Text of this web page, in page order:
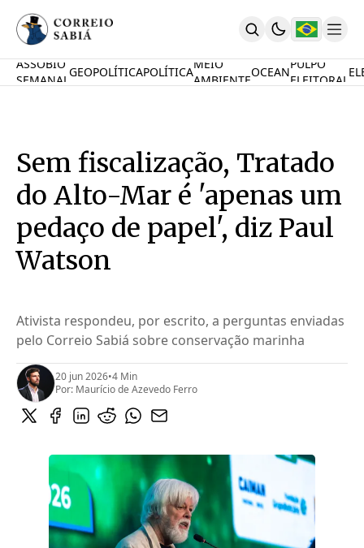
Comunidade
MauriNews
Contrate
Quem Somos
English
Inovações
Desafio Oceânico
Imposto De Renda
PARTICIPE
ASSOBIO
SEMANAL
GEOPOLÍTICAPOLÍTICA
MEIO
AMBIENTE
OCEAN
PULPO
ELEITORAL
Sem fiscalização, Tratado
do Alto-Mar é 'apenas um
pedaço de papel', diz Paul
Watson
Ativista respondeu, por escrito, a perguntas enviadas
pelo Correio Sabiá sobre conservação marinha
20 jun 2026•4 Min
Por: Maurício de Azevedo Ferro